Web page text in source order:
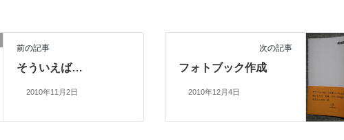
前の記事
そういえば…
2010年11月2日
次の記事
フォトブック作成
2010年12月4日